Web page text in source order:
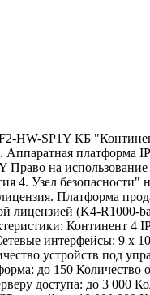
HW-SP1Y КБ
Аппаратная платформа
Право на
4. Узел безопасности"
Платформа
лицензией (K4-R1000-
Континент 4
интерфейсы: 9 x
устройств под
до 150 Количество
доступа: до 3 000